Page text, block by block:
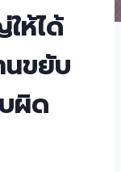
ห้ได้
นขยับ
ผิด